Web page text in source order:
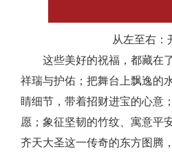
从左至右：
这些美好的祝福，都藏在
祥瑞与护佑；把舞台上飘逸的
睛细节，带着招财进宝的心意
愿；象征坚韧的竹纹、寓意平
齐天大圣这一传奇的东方图腾